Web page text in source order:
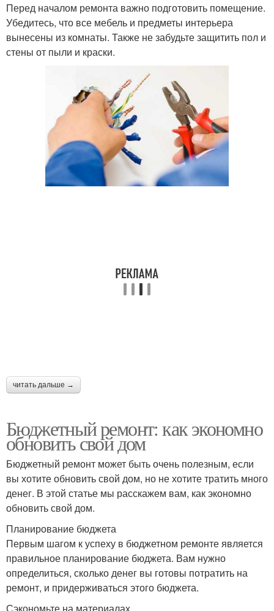
Перед началом ремонта важно подготовить помещение.
Убедитесь, что все мебель и предметы интерьера
вынесены из комнаты. Также не забудьте защитить пол и
стены от пыли и краски.
читать дальше →
Бюджетный ремонт: как экономно
обновить свой дом
Бюджетный ремонт может быть очень полезным, если
вы хотите обновить свой дом, но не хотите тратить много
денег. В этой статье мы расскажем вам, как экономно
обновить свой дом.
Планирование бюджета
Первым шагом к успеху в бюджетном ремонте является
правильное планирование бюджета. Вам нужно
определиться, сколько денег вы готовы потратить на
ремонт, и придерживаться этого бюджета.